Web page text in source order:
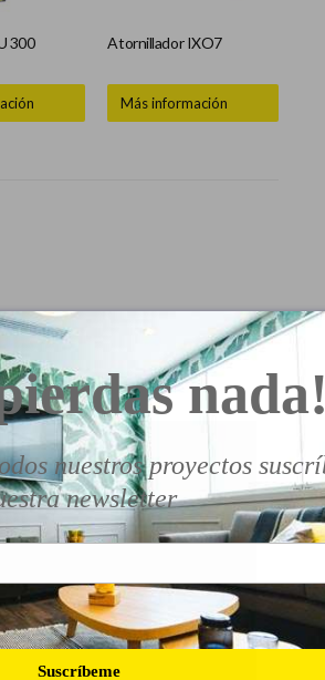
300 Atornillador IXO7
Más información
nada!
nuestros proyectos
newsletter
Suscríbeme